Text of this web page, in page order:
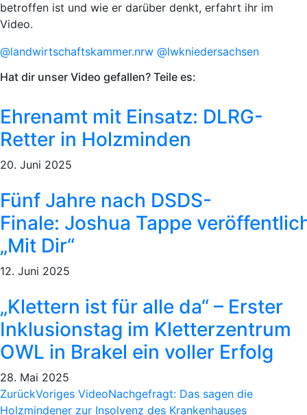
betroffen ist und wie er darüber denkt, erfahrt ihr im
Video.
@landwirtschaftskammer.nrw @lwkniedersachsen
Hat dir unser Video gefallen? Teile es:
Ehrenamt mit Einsatz: DLRG-
Retter in Holzminden
20. Juni 2025
Fünf Jahre nach DSDS-
Finale: Joshua Tappe
„Mit Dir“
12. Juni 2025
„Klettern ist für alle da“ – Erster
Inklusionstag im Kletterzentrum
OWL in Brakel ein voller Erfolg
28. Mai 2025
ZurückVoriges VideoNachgefragt: Das sagen die
Holzmindener zur Insolvenz des Krankenhauses